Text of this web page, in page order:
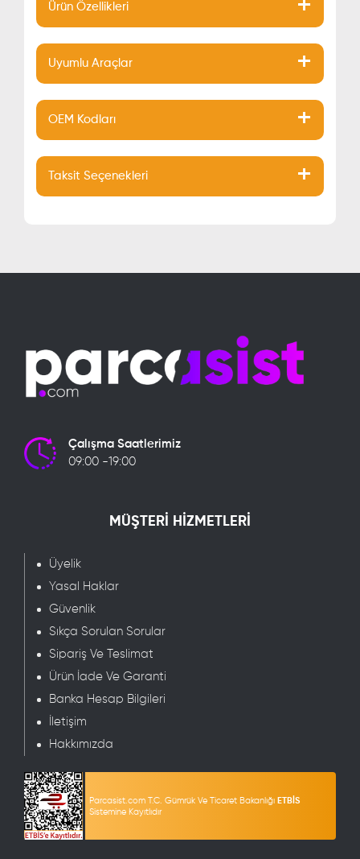
Ürün Özellikleri
Uyumlu Araçlar
OEM Kodları
Taksit Seçenekleri
Çalışma Saatlerimiz
09:00 -19:00
MÜŞTERİ HİZMETLERİ
Üyelik
Yasal Haklar
Güvenlik
Sıkça Sorulan Sorular
Sipariş Ve Teslimat
Ürün İade Ve Garanti
Banka Hesap Bilgileri
İletişim
Hakkımızda
Parcasist.com T.C. Gümrük Ve Ticaret Bakanlığı ETBİS
Sistemine Kayıtlıdır